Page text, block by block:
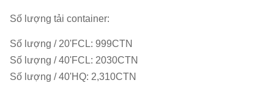
Số lượng tải container:
Số lượng / 20'FCL: 999CTN
Số lượng / 40'FCL: 2030CTN
Số lượng / 40'HQ: 2,310CTN